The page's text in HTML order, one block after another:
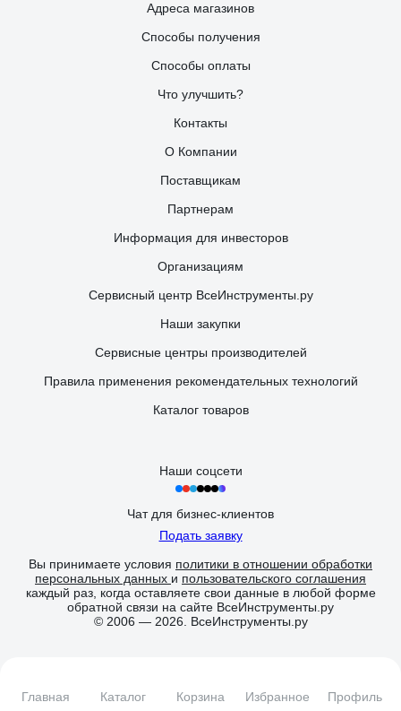
Главная Каталог Корзина Избранное Профиль
Адреса магазинов
Способы получения
Способы оплаты
Что улучшить?
Контакты
О Компании
Поставщикам
Партнерам
Информация для инвесторов
Организациям
Сервисный центр ВсеИнструменты.ру
Наши закупки
Сервисные центры производителей
Правила применения рекомендательных технологий
Каталог товаров
Наши соцсети
Чат для бизнес-клиентов
Подать заявку
Вы принимаете условия политики в отношении обработки
персональных данных и пользовательского соглашения
каждый раз, когда оставляете свои данные в любой форме
обратной связи на сайте ВсеИнструменты.ру
© 2006 — 2026. ВсеИнструменты.ру